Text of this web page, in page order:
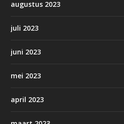
augustus 2023
juli 2023
juni 2023
mei 2023
april 2023